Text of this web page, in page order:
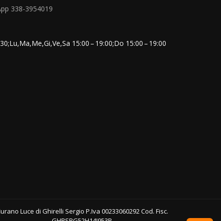
338-3954019
15:00 – 19:00;Do 15:00 – 19:00
Luce di Ghirelli Sergio P.Iva 00233060292 Cod. Fisc.